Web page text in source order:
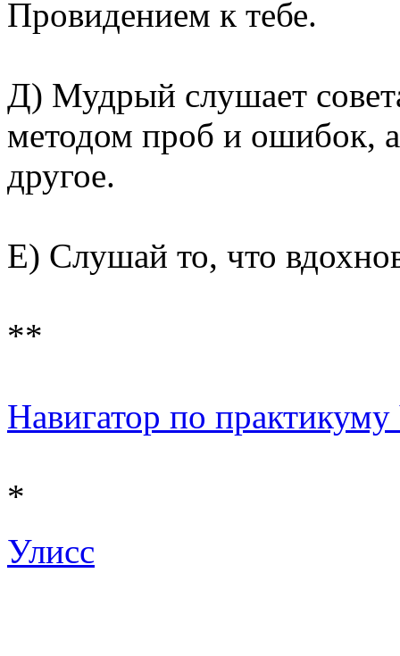
Провидением к тебе.
Д) Мудрый слушает
методом проб и ошибок,
другое.
Е) Слушай то, что
**
Навигатор по
*
Улисс